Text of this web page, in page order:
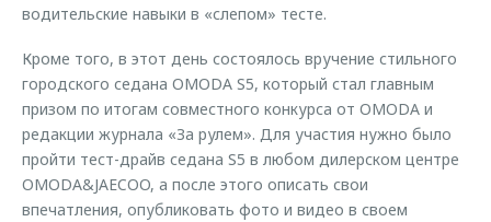
водительские навыки в «слепом» тесте.
Кроме того, в этот день состоялось вручение стильного
городского седана OMODA S5, который стал главным
призом по итогам совместного конкурса от OMODA и
редакции журнала «За рулем». Для участия нужно было
пройти тест-драйв седана S5 в любом дилерском центре
OMODA&JAECOO, а после этого описать свои
впечатления, опубликовать фото и видео в своем